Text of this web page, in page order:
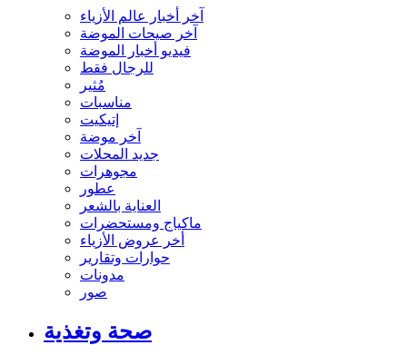
آخر أخبار عالم الأزياء
آخر صيحات الموضة
فيديو أخبار الموضة
للرجال فقط
مُثير
مناسبات
إتيكيت
آخر موضة
جديد المحلات
مجوهرات
عطور
العناية بالشعر
ماكياج ومستحضرات
أخر عروض الأزياء
حوارات وتقارير
مدونات
صور
صحة وتغذية